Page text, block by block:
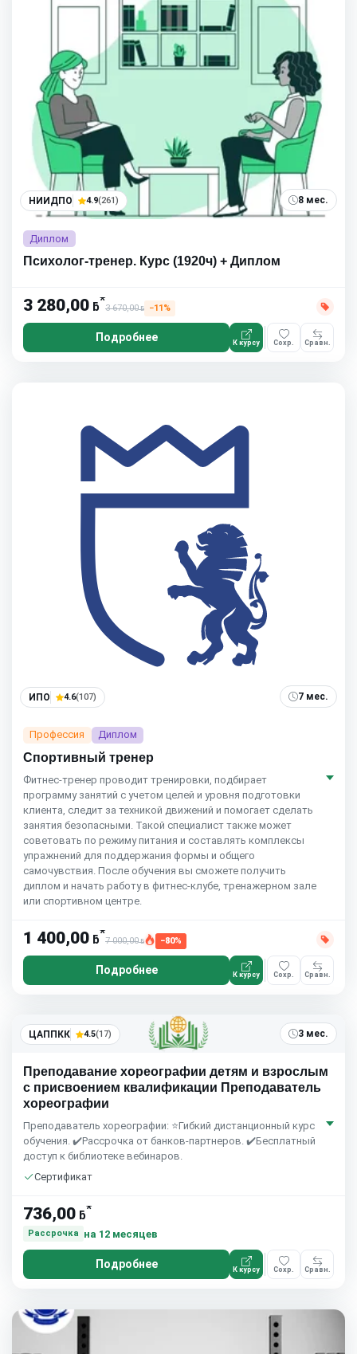
НИИДПО 4.9(261) 8 мес.
Диплом
Психолог-тренер. Курс (1920ч) + Диплом
3 280,00 ƃ*
3 670,00ƃ −11%
Подробнее К курсу Сохр. Сравн.
ИПО 4.6(107) 7 мес.
Профессия Диплом
Спортивный тренер
Фитнес-тренер проводит тренировки, подбирает
программу занятий с учетом целей и уровня подготовки
клиента, следит за техникой движений и помогает сделать
занятия безопасными. Такой специалист также может
советовать по режиму питания и составлять комплексы
упражнений для поддержания формы и общего
самочувствия. После обучения вы сможете получить
диплом и начать работу в фитнес-клубе, тренажерном зале
или спортивном центре.
1 400,00 ƃ*
7 000,00ƃ −80%
Подробнее К курсу Сохр. Сравн.
ЦАППКК 4.5(17) 3 мес.
Преподавание хореографии детям и взрослым
с присвоением квалификации Преподаватель
хореографии
Преподаватель хореографии: ⭐Гибкий дистанционный курс
обучения. ✔️Рассрочка от банков-партнеров. ✔️Бесплатный
доступ к библиотеке вебинаров.
Сертификат
736,00 ƃ*
Рассрочка на 12 месяцев
Подробнее К курсу Сохр. Сравн.